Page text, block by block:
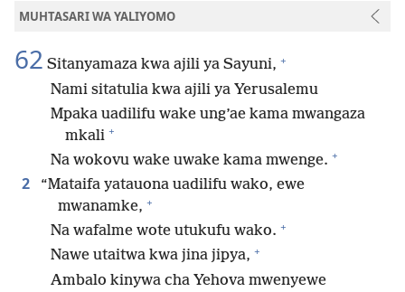
MUHTASARI WA YALIYOMO
62 Sitanyamaza kwa ajili ya Sayuni, +
Nami sitatulia kwa ajili ya Yerusalemu
Mpaka uadilifu wake ung’ae kama mwangaza
mkali +
Na wokovu wake uwake kama mwenge. +
2
“Mataifa yatauona uadilifu wako, ewe
mwanamke, +
Na wafalme wote utukufu wako. +
Nawe utaitwa kwa jina jipya, +
Ambalo kinywa cha Yehova mwenyewe